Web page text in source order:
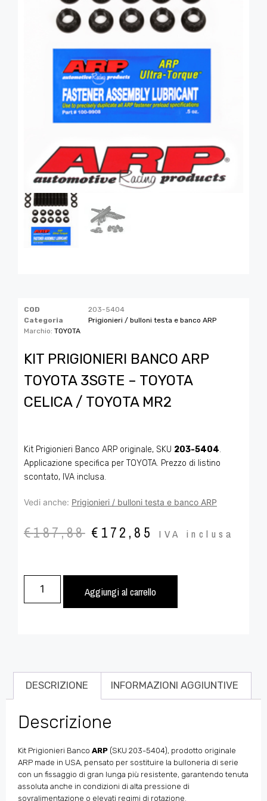
COD
203-5404
Categoria
Prigionieri / bulloni testa e banco ARP
Marchio: TOYOTA
KIT PRIGIONIERI BANCO ARP
TOYOTA 3SGTE – TOYOTA
CELICA / TOYOTA MR2
Kit Prigionieri Banco ARP originale, SKU 203-5404.
Applicazione specifica per TOYOTA. Prezzo di listino
scontato, IVA inclusa.
Vedi anche: Prigionieri / bulloni testa e banco ARP
€187,88 € 172,85 IVA inclusa
Aggiungi al carrello
DESCRIZIONE INFORMAZIONI AGGIUNTIVE
Descrizione
Kit Prigionieri Banco ARP (SKU 203-5404), prodotto originale
ARP made in USA, pensato per sostituire la bulloneria di serie
con un fissaggio di gran lunga più resistente, garantendo tenuta
assoluta anche in condizioni di alta pressione di
sovralimentazione o elevati regimi di rotazione.